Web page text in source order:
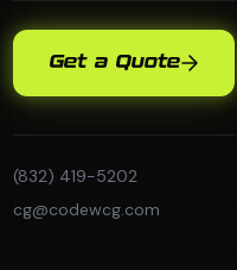
Get a Quote
(832) 419-5202
cg@codewcg.com